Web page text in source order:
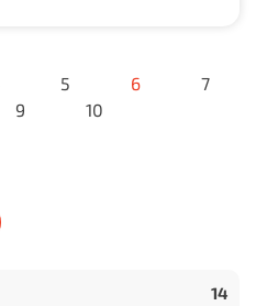
5 6
7
9 10
14